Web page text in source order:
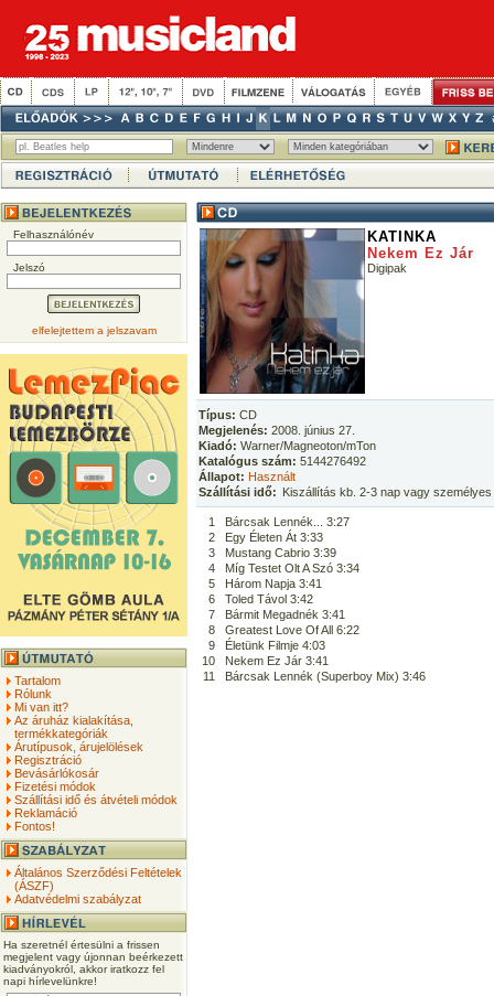
Felhasználónév
Jelszó
elfelejtettem a jelszavam
Tartalom
Rólunk
Mi van itt?
Az áruház kialakítása,
termékkategóriák
Árutípusok, árujelölések
Regisztráció
Bevásárlókosár
Fizetési módok
Szállítási idő és átvételi módok
Reklamáció
Fontos!
Általános Szerződési Feltételek
(ÁSZF)
Adatvédelmi szabályzat
Ha szeretnél értesülni a frissen
megjelent vagy újonnan beérkezett
kiadványokról, akkor iratkozz fel
napi hírlevelünkre!
KATINKA
Nekem Ez Jár
Digipak
Típus: CD
Megjelenés: 2008. június 27.
Kiadó: Warner/Magneoton/mTon
Katalógus szám: 5144276492
Állapot: Használt
Szállítási idő: Kiszállítás kb. 2-3 nap vagy
1
Bárcsak Lennék... 3:27
2
Egy Életen Át 3:33
3
Mustang Cabrio 3:39
4
Míg Testet Olt A Szó 3:34
5
Három Napja 3:41
6
Toled Távol 3:42
7
Bármit Megadnék 3:41
8
Greatest Love Of All 6:22
9
Életünk Filmje 4:03
10
Nekem Ez Jár 3:41
11
Bárcsak Lennék (Superboy Mix) 3:46